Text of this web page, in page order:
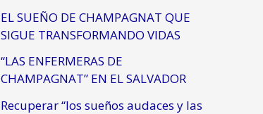
EL SUEÑO DE CHAMPAGNAT QUE
SIGUE TRANSFORMANDO VIDAS
“LAS ENFERMERAS DE
CHAMPAGNAT” EN EL SALVADOR
Recuperar “los sueños audaces y las